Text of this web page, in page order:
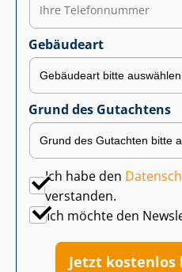
Gebäudeart
Grund des Gutachtens
Ich habe den
verstanden.
Ich möchte den
Jetzt kostenlos